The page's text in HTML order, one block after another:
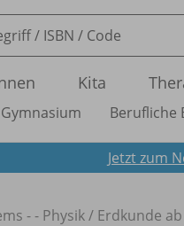
Kita
Gymnasium Berufliche
Jetzt zum
- - Physik / Erdkunde